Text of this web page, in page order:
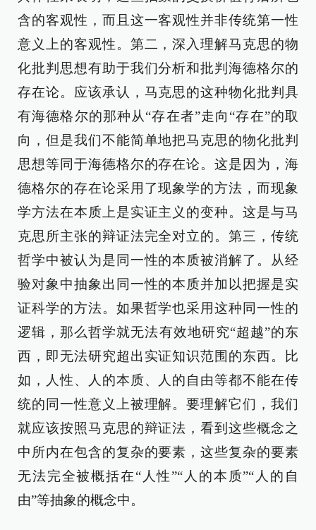
含的客观性，而且这一客观性并非传统第一性
意义上的客观性。第二，深入理解马克思的物
化批判思想有助于我们分析和批判海德格尔的
存在论。应该承认，马克思的这种物化批判具
有海德格尔的那种从“存在者”走向“存在”的取
向，但是我们不能简单地把马克思的物化批判
思想等同于海德格尔的存在论。这是因为，海
德格尔的存在论采用了现象学的方法，而现象
学方法在本质上是实证主义的变种。这是与马
克思所主张的辩证法完全对立的。第三，传统
哲学中被认为是同一性的本质被消解了。从经
验对象中抽象出同一性的本质并加以把握是实
证科学的方法。如果哲学也采用这种同一性的
逻辑，那么哲学就无法有效地研究“超越”的东
西，即无法研究超出实证知识范围的东西。比
如，人性、人的本质、人的自由等都不能在传
统的同一性意义上被理解。要理解它们，我们
就应该按照马克思的辩证法，看到这些概念之
中所内在包含的复杂的要素，这些复杂的要素
无法完全被概括在“人性”“人的本质”“人的自
由”等抽象的概念中。